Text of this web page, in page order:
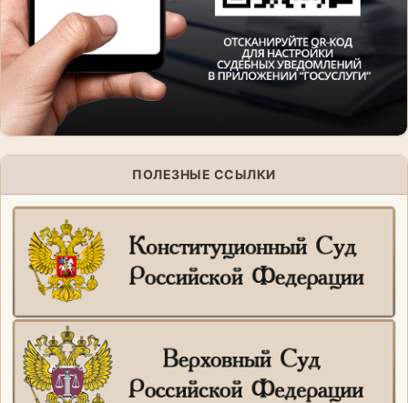
ПОЛЕЗНЫЕ ССЫЛКИ